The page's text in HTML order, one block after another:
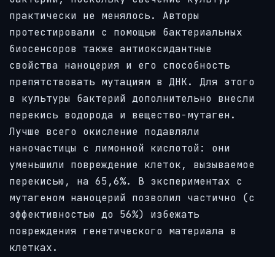
практически не менялось. Авторы
протестировали с помощью бактериальных
биосенсоров также антиоксидантные
свойства наноцерия и его способность
препятствовать мутациям в ДНК. Для этого
в культуры бактерий дополнительно внесли
перекись водорода и вещество-мутаген.
Лучше всего окисление подавляли
наночастицы с лимонной кислотой: они
уменьшили повреждение клеток, вызываемое
перекисью, на 65,6%. В экспериментах с
мутагеном наноцерий позволил частично (с
эффективностью до 56%) избежать
повреждения генетического материала в
клетках.